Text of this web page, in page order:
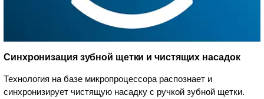
Синхронизация зубной щетки и чистящих насадок
Технология на базе микропроцессора распознает и
синхронизирует чистящую насадку с ручкой зубной щетки.